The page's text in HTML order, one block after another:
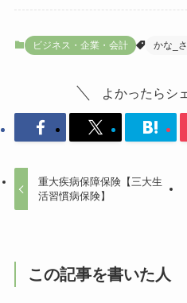
ビジネス・企業・会計 かな_
よかったらシ
重大疾病保障保険【三大生
活習慣病保険】
この記事を書いた人